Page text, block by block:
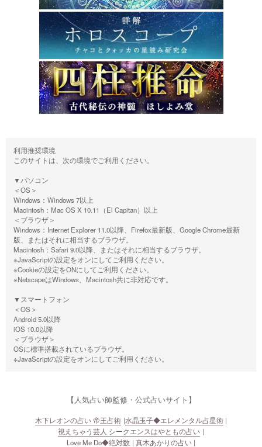
利用推奨環境
このサイトは、次の環境でご利用ください。
▼パソコン
＜OS＞
Windows：Windows 7以上
Macintosh：Mac OS X 10.11（El Capitan）以上
＜ブラウザ＞
Windows：Internet Explorer 11.0以降、Firefox最新版、Google Chrome最新
版、またはそれに相当するブラウザ。
Macintosh：Safari 9.0以降、またはそれに相当するブラウザ。
※JavaScriptの設定をオンにしてご利用ください。
※Cookieの設定をONにしてご利用ください。
※NetscapeはWindows、Macintosh共に非対応です。
▼スマートフォン
＜OS＞
Android 5.0以降
iOS 10.0以降
＜ブラウザ＞
OSに標準搭載されているブラウザ。
※JavaScriptの設定をオンにしてご利用ください。
【人気占い師監修・公式占いサイト】
木下レオンの占い 帝王占術 水晶玉子◆エレメンタル占星術
視えちゃう芸人 シークエンスはやともの占い
Love Me Do◆絶対数
真木あかりの占い